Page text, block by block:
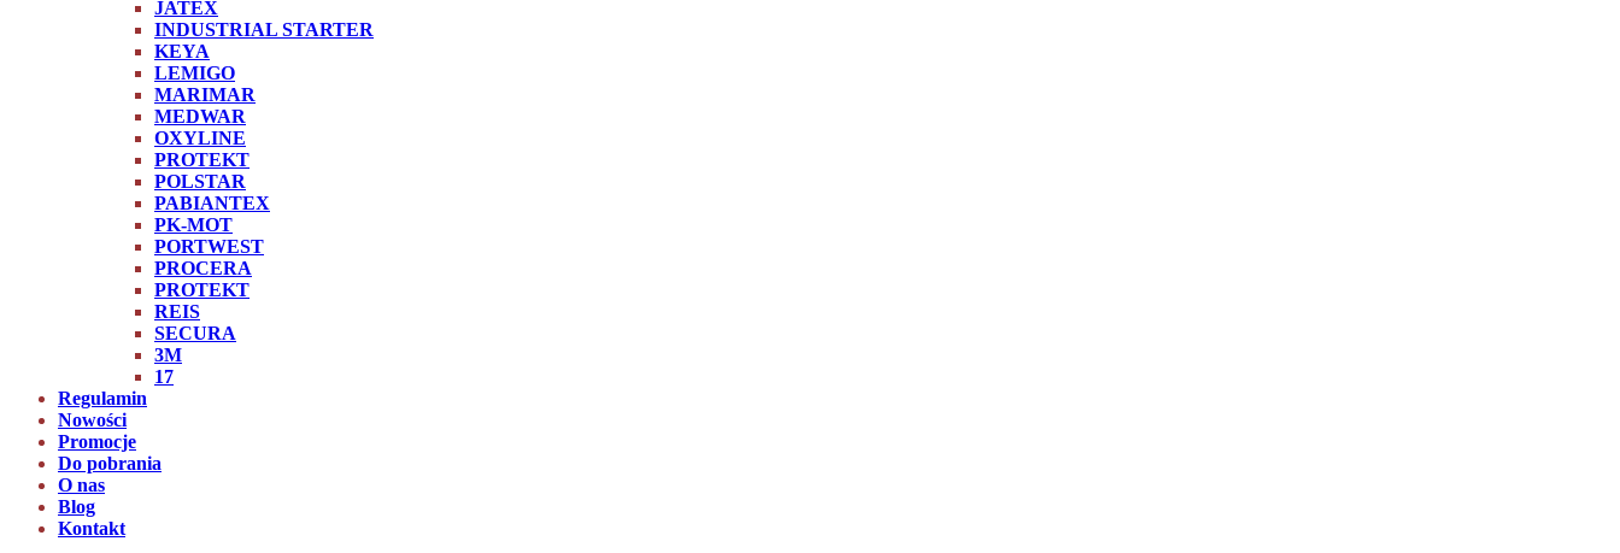
JATEX
INDUSTRIAL STARTER
KEYA
LEMIGO
MARIMAR
MEDWAR
OXYLINE
PROTEKT
POLSTAR
PABIANTEX
PK-MOT
PORTWEST
PROCERA
PROTEKT
REIS
SECURA
3M
17
Regulamin
Nowości
Promocje
Do pobrania
O nas
Blog
Kontakt